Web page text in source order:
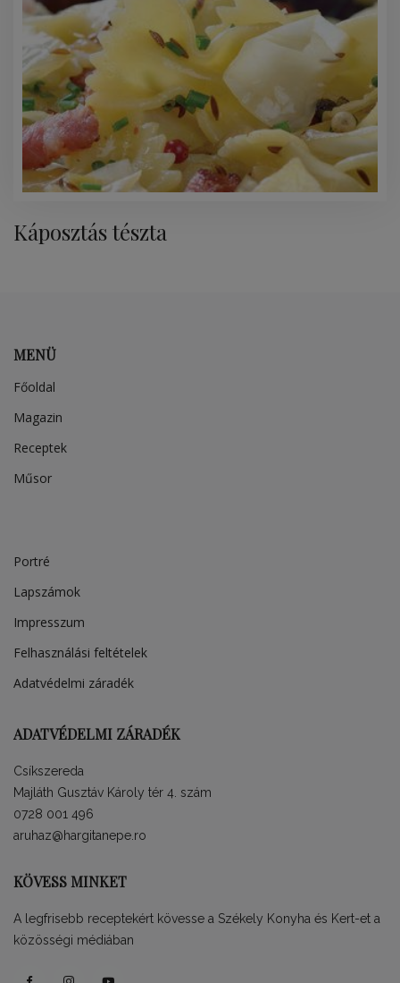
Káposztás tészta
MENÜ
Főoldal
Magazin
Receptek
Műsor
Portré
Lapszámok
Impresszum
Felhasználási feltételek
Adatvédelmi záradék
ADATVÉDELMI ZÁRADÉK
Csíkszereda
Majláth Gusztáv Károly tér 4. szám
0728 001 496
aruhaz@hargitanepe.ro
KÖVESS MINKET
A legfrisebb receptekért kövesse a Székely Konyha és Kert-et a
közösségi médiában